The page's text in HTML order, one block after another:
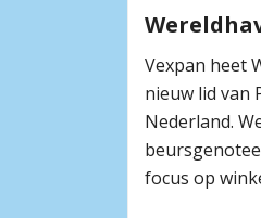
Vexpan heet
nieuw lid van
Nederland.
focus op